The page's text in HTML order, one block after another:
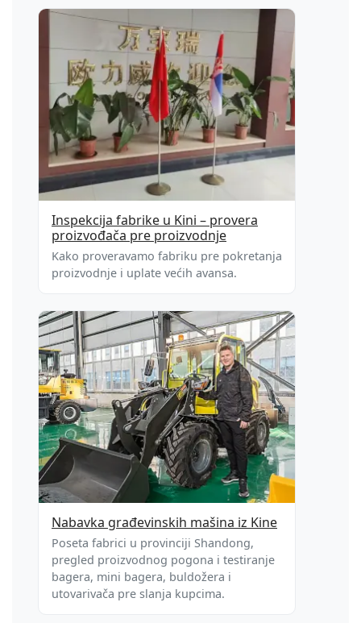
Inspekcija fabrike u Kini – provera
proizvođača pre proizvodnje
Kako proveravamo fabriku pre pokretanja
proizvodnje i uplate većih avansa.
Nabavka građevinskih mašina iz Kine
Poseta fabrici u provinciji Shandong,
pregled proizvodnog pogona i testiranje
bagera, mini bagera, buldožera i
utovarivača pre slanja kupcima.